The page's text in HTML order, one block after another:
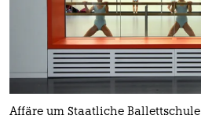
Affäre um Staatliche Ballettschule